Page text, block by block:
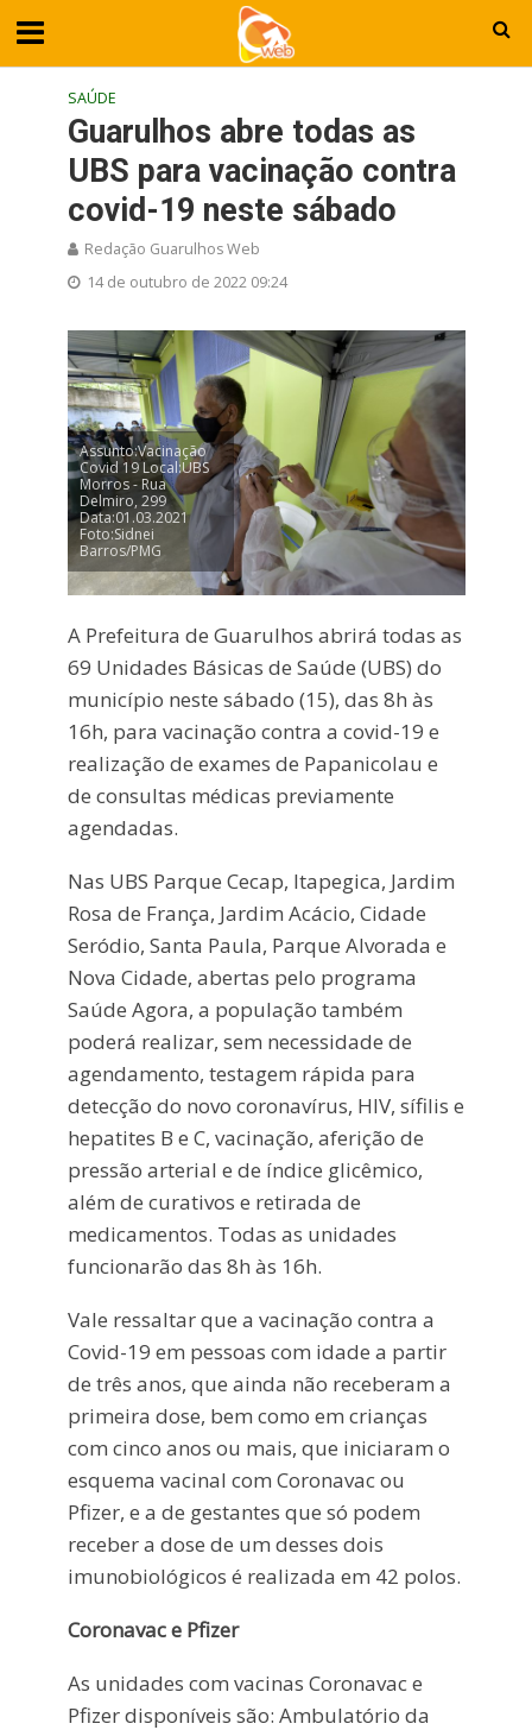
SAÚDE
Guarulhos abre todas as
UBS para vacinação contra
covid-19 neste sábado
Redação Guarulhos Web
14 de outubro de 2022 09:24
Assunto:Vacinação
Covid 19 Local:UBS
Morros - Rua
Delmiro, 299
Data:01.03.2021
Foto:Sidnei
Barros/PMG
A Prefeitura de Guarulhos abrirá todas as
69 Unidades Básicas de Saúde (UBS) do
município neste sábado (15), das 8h às
16h, para vacinação contra a covid-19 e
realização de exames de Papanicolau e
de consultas médicas previamente
agendadas.
Nas UBS Parque Cecap, Itapegica, Jardim
Rosa de França, Jardim Acácio, Cidade
Seródio, Santa Paula, Parque Alvorada e
Nova Cidade, abertas pelo programa
Saúde Agora, a população também
poderá realizar, sem necessidade de
agendamento, testagem rápida para
detecção do novo coronavírus, HIV, sífilis e
hepatites B e C, vacinação, aferição de
pressão arterial e de índice glicêmico,
além de curativos e retirada de
medicamentos. Todas as unidades
funcionarão das 8h às 16h.
Vale ressaltar que a vacinação contra a
Covid-19 em pessoas com idade a partir
de três anos, que ainda não receberam a
primeira dose, bem como em crianças
com cinco anos ou mais, que iniciaram o
esquema vacinal com Coronavac ou
Pfizer, e a de gestantes que só podem
receber a dose de um desses dois
imunobiológicos é realizada em 42 polos.
Coronavac e Pfizer
As unidades com vacinas Coronavac e
Pfizer disponíveis são: Ambulatório da